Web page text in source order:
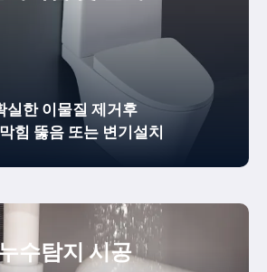
실한이물질 제거후
힘 뚫음 또는 변기설치
수탐지 시공